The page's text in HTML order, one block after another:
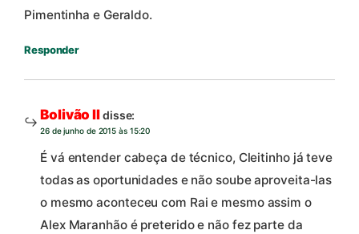
Pimentinha e Geraldo.
Responder
Bolivão IIdisse:
26 de junho de 2015 às 15:20
É vá entender cabeça de técnico, Cleitinho já teve
todas as oportunidades e não soube aproveita-las
o mesmo aconteceu com Rai e mesmo assim o
Alex Maranhão é preterido e não fez parte da